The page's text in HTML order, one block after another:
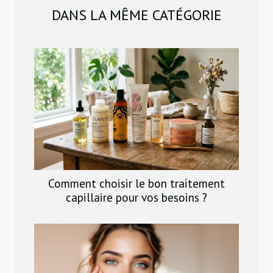
DANS LA MÊME CATÉGORIE
Comment choisir le bon traitement
capillaire pour vos besoins ?